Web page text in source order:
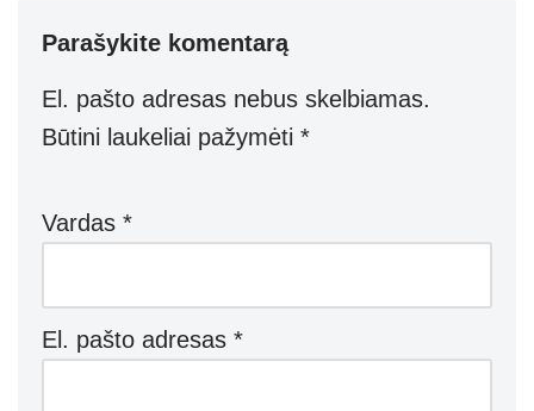
Parašykite komentarą
El. pašto adresas nebus skelbiamas.
Būtini laukeliai pažymėti *
Vardas *
El. pašto adresas *